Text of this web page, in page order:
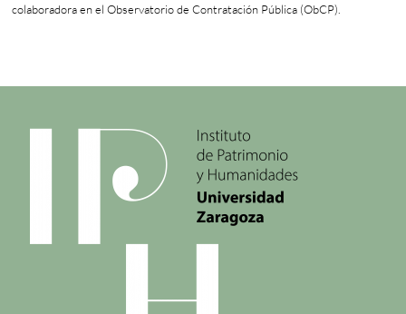
colaboradora en el Observatorio de Contratación Pública (ObCP).